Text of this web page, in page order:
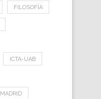
FILOSOFÍA
ICTA-UAB
MADRID